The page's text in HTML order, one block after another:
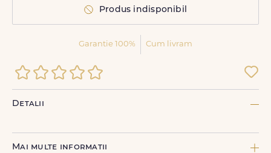
Produs indisponibil
Garantie 100% Cum livram
Detalii
Mai multe informatii